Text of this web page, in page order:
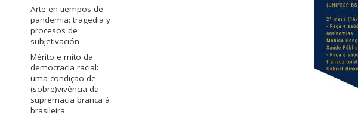
Arte en tiempos de
pandemia: tragedia y
procesos de
subjetivación
Mérito e mito da
democracia racial:
uma condição de
(sobre)vivência da
supremacia branca à
brasileira